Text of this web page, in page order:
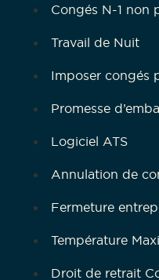
Congés N-1 non
Travail de Nuit
Imposer congés
Promesse
Logiciel ATS
Annulation de
Fermeture
Température
Droit de retrait